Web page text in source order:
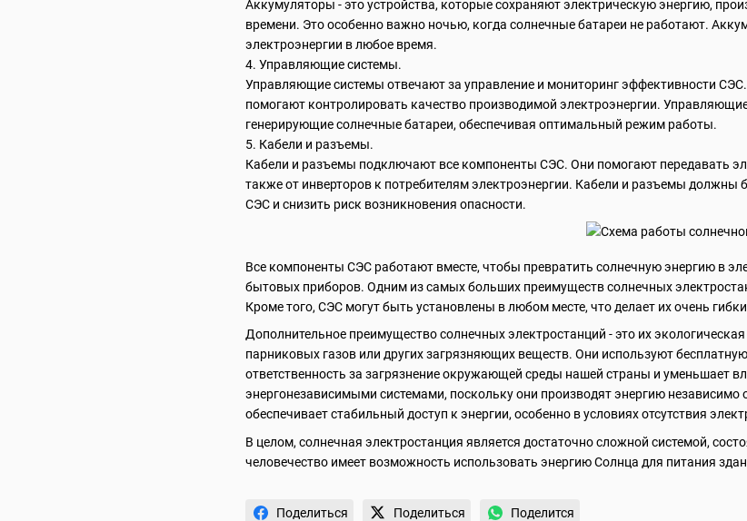
Аккумуляторы - это устройства, которые сохраняют электрическую энергию,
времени. Это особенно важно ночью, когда солнечные батареи не работают.
электроэнергии в любое время.
4. Управляющие системы.
Управляющие системы отвечают за управление и мониторинг эффективности
помогают контролировать качество производимой электроэнергии.
генерирующие солнечные батареи, обеспечивая оптимальный режим работы.
5. Кабели и разъемы.
Кабели и разъемы подключают все компоненты СЭС. Они помогают передавать
также от инверторов к потребителям электроэнергии. Кабели и разъемы
СЭС и снизить риск возникновения опасности.
Все компоненты СЭС работают вместе, чтобы превратить солнечную энергию в
бытовых приборов. Одним из самых больших преимуществ солнечных
Кроме того, СЭС могут быть установлены в любом месте, что делает их очень
Дополнительное преимущество солнечных электростанций - это их
парниковых газов или других загрязняющих веществ. Они используют
ответственность за загрязнение окружающей среды нашей страны и уменьшает
энергонезависимыми системами, поскольку они производят энергию независимо
обеспечивает стабильный доступ к энергии, особенно в условиях отсутствия
В целом, солнечная электростанция является достаточно сложной системой,
человечество имеет возможность использовать энергию Солнца для питания
Поделиться Поделиться Поделится